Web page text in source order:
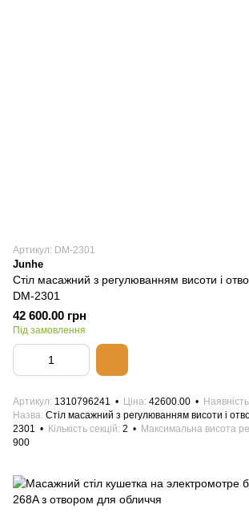
Артикул: DM-2301
Junhe
Стіл масажний з регулюванням висоти і
DM-2301
42 600.00 грн
Під замовлення
Артикул 1310796241 Ціна 42600.00 Наявність
Назва Стіл масажний з регулюванням висоти і
2301
Кількість секцій 2
Максимальна висота
900